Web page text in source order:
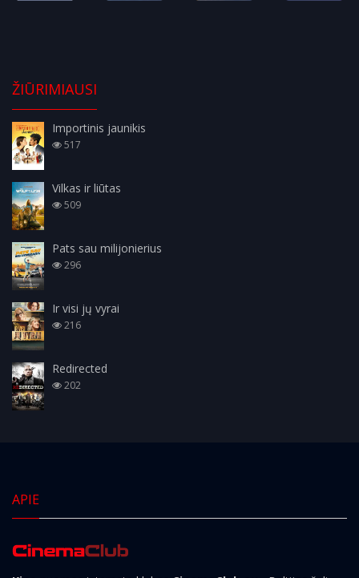
ŽIŪRIMIAUSI
Importinis jaunikis
517
Vilkas ir liūtas
509
Pats sau milijonierius
296
Ir visi jų vyrai
216
Redirected
202
APIE